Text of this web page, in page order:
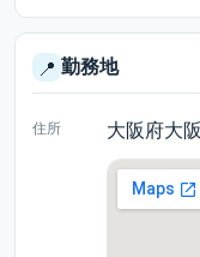
📍 勤務地
住所 大阪府大